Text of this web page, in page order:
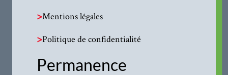
>Mentions légales
>Politique de confidentialité
Permanence